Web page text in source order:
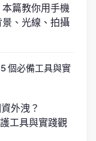
篇教你用手機
、光線、拍攝
個必備工具與實
外洩？
工具與實踐觀